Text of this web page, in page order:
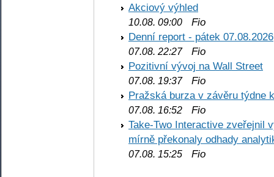
Akciový výhled
10.08. 09:00 Fio
Denní report - pátek 07.08.2026
07.08. 22:27Fio
Pozitivní vývoj na Wall Street
07.08. 19:37Fio
Pražská burza v závěru týdne
07.08. 16:52 Fio
Take-Two Interactive zveřejnil
mírně překonaly odhady
07.08. 15:25 Fio